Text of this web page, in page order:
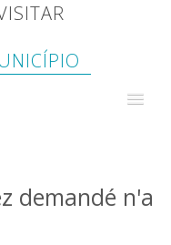
demandé n'a